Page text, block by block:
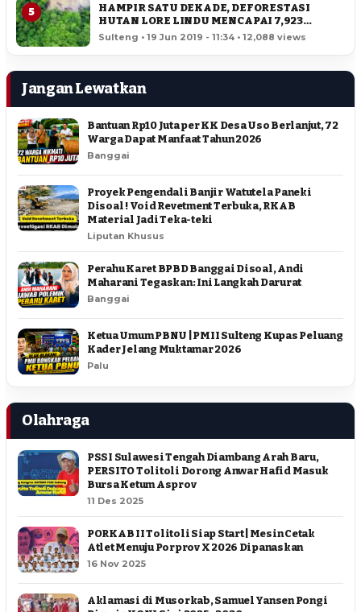
5
HAMPIR SATU DEKADE, DEFORESTASI
HUTAN LORE LINDU MENCAPAI 7,923
HEKTAR
Sulteng • 19 Jun 2019 - 11:34 • 12,088 views
Jangan Lewatkan
Bantuan Rp10 Juta per KK Desa Uso Berlanjut, 72
Warga Dapat Manfaat Tahun 2026
Banggai
Proyek Pengendali Banjir Watutela Paneki
Disoal ! Void Revetment Terbuka, RKAB
Material Jadi Teka-teki
Liputan Khusus
Perahu Karet BPBD Banggai Disoal, Andi
Maharani Tegaskan: Ini Langkah Darurat
Banggai
Ketua Umum PBNU | PMII Sulteng Kupas Peluang
Kader Jelang Muktamar 2026
Palu
Olahraga
PSSI Sulawesi Tengah Diambang Arah Baru,
PERSITO Tolitoli Dorong Anwar Hafid Masuk
Bursa Ketum Asprov
11 Des 2025
PORKAB II Tolitoli Siap Start | Mesin Cetak
Atlet Menuju Porprov X 2026 Dipanaskan
16 Nov 2025
Aklamasi di Musorkab, Samuel Yansen Pongi